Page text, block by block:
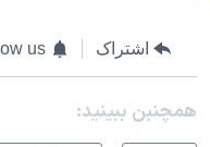
اشتراک us
همچنبن ببینید: